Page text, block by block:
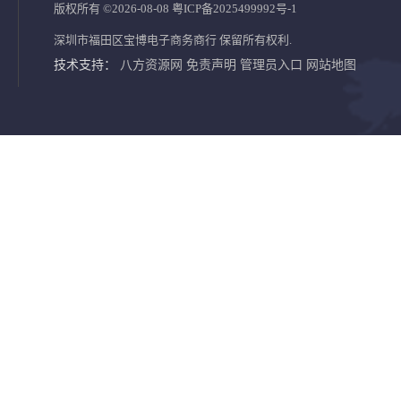
版权所有 ©2026-08-08 粤ICP备2025499992号-1
深圳市福田区宝博电子商务商行 保留所有权利.
技术支持：
八方资源网 免责声明 管理员入口 网站地图